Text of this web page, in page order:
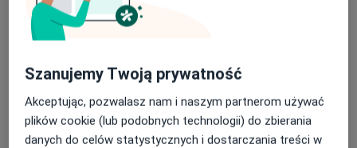
Pacjenci których przyjmuję
Rodzaje konsultacji
StacjonarneZobacz lokalizacje (1)
Konsultacje onlineZobacz kalendarz online
Szanujemy Twoją prywatność
Akceptując, pozwalasz nam i naszym partnerom używać
plików cookie (lub podobnych technologii) do zbierania
danych do celów statystycznych i dostarczania treści w